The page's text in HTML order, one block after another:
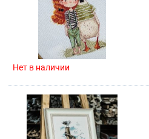
Нет в наличии